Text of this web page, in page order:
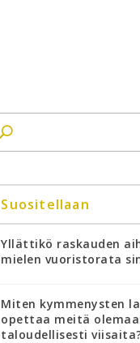
Suositellaan
Yllättikö raskauden
mielen vuoristorata
Miten kymmenysten
opettaa meitä
taloudellisesti